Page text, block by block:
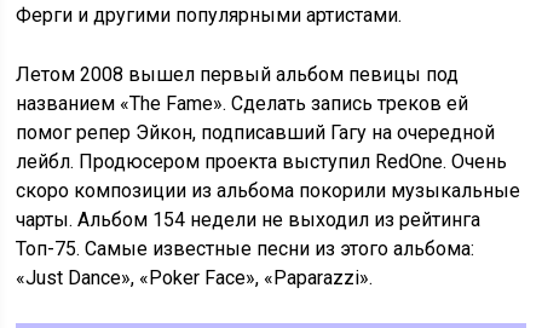
Ферги и другими популярными артистами.
Летом 2008 вышел первый альбом певицы под
названием «The Fame». Сделать запись треков ей
помог репер Эйкон, подписавший Гагу на очередной
лейбл. Продюсером проекта выступил RedOne. Очень
скоро композиции из альбома покорили музыкальные
чарты. Альбом 154 недели не выходил из рейтинга
Топ-75. Самые известные песни из этого альбома:
«Just Dance», «Poker Face», «Paparazzi».